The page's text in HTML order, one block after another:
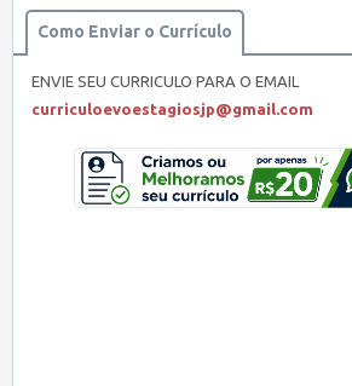
Como Enviar o Currículo
ENVIE SEU CURRICULO PARA O EMAIL
curriculoevoestagiosjp@gmail.com